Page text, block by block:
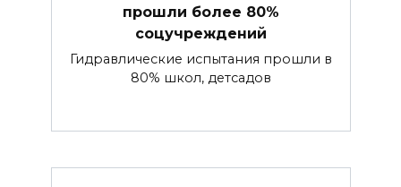
прошли более 80%
соцучреждений
Гидравлические испытания прошли в
80% школ, детсадов